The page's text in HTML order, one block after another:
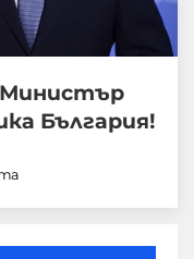
Министър
България!